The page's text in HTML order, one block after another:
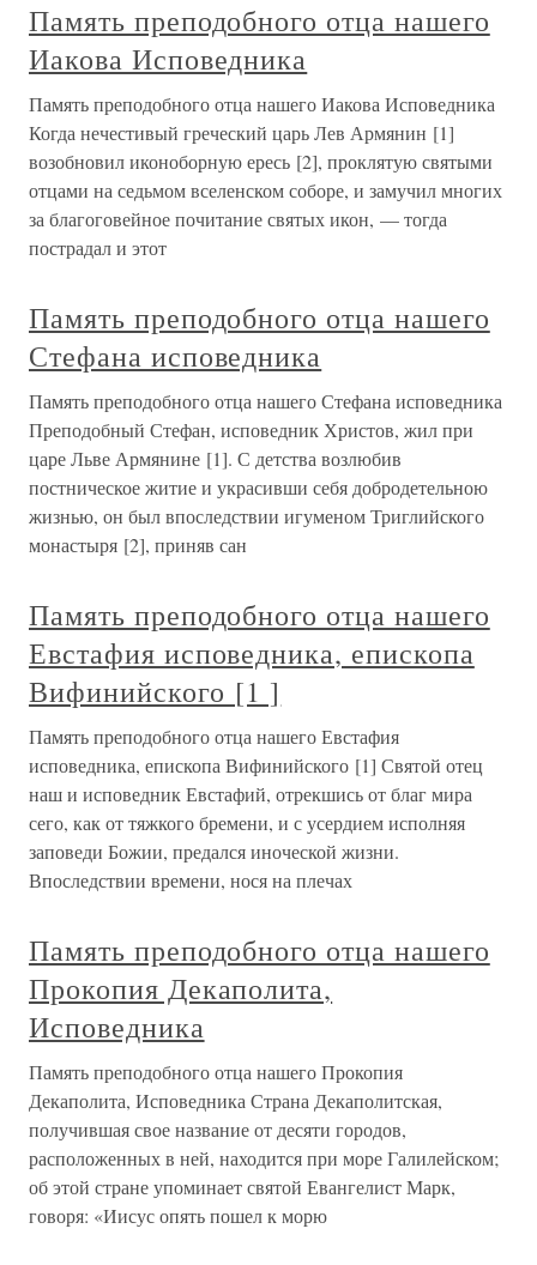
Память преподобного отца нашего
Иакова Исповедника
Память преподобного отца нашего Иакова Исповедника
Когда нечестивый греческий царь Лев Армянин [1]
возобновил иконоборную ересь [2], проклятую святыми
отцами на седьмом вселенском соборе, и замучил многих
за благоговейное почитание святых икон, — тогда
пострадал и этот
Память преподобного отца нашего
Стефана исповедника
Память преподобного отца нашего Стефана исповедника
Преподобный Стефан, исповедник Христов, жил при
царе Льве Армянине [1]. С детства возлюбив
постническое житие и украсивши себя добродетельною
жизнью, он был впоследствии игуменом Триглийского
монастыря [2], приняв сан
Память преподобного отца нашего
Евстафия исповедника, епископа
Вифинийского [1 ]
Память преподобного отца нашего Евстафия
исповедника, епископа Вифинийского [1] Святой отец
наш и исповедник Евстафий, отрекшись от благ мира
сего, как от тяжкого бремени, и с усердием исполняя
заповеди Божии, предался иноческой жизни.
Впоследствии времени, нося на плечах
Память преподобного отца нашего
Прокопия Декаполита,
Исповедника
Память преподобного отца нашего Прокопия
Декаполита, Исповедника Страна Декаполитская,
получившая свое название от десяти городов,
расположенных в ней, находится при море Галилейском;
об этой стране упоминает святой Евангелист Марк,
говоря: «Иисус опять пошел к морю